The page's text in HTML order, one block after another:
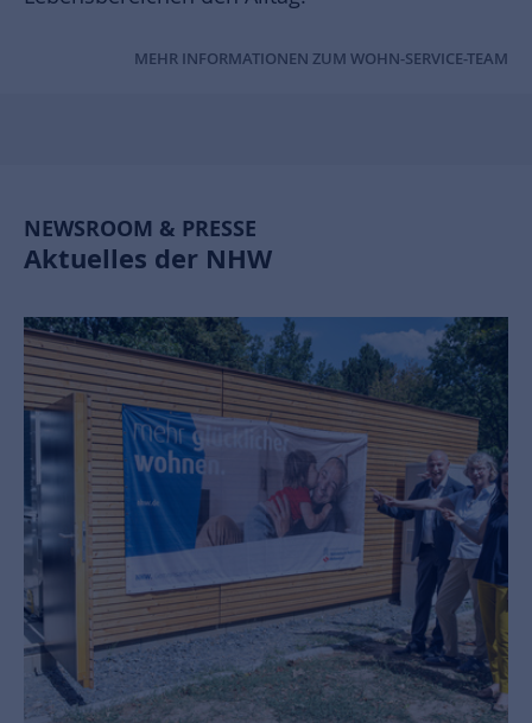
MEHR INFORMATIONEN ZUM WOHN-SERVICE-TEAM
NEWSROOM & PRESSE
Aktuelles der NHW